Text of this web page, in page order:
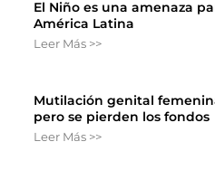
El Niño es una amenaza
América Latina
Leer Más >>
Mutilación genital
pero se pierden los fondos
Leer Más >>